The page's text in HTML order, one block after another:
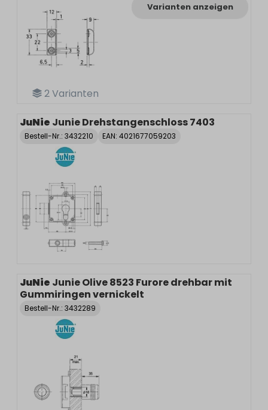
2Varianten
Varianten anzeigen
JuNie Junie Drehstangenschloss 7403
Bestell-Nr.: 3432210 EAN: 4021677059203
JuNie Junie Olive 8523 Furore drehbar mit
Gummiringen vernickelt
Bestell-Nr.: 3432289